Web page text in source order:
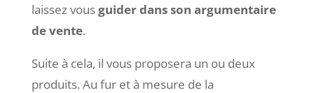
laissez vousguider dans son argumentaire
de vente.
Suite à cela, il vous proposera un ou deux
produits. Au fur et à mesure de la